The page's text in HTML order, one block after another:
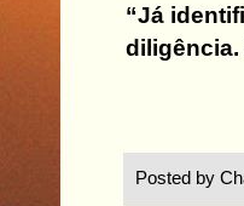
“Já
diligência.
Posted by